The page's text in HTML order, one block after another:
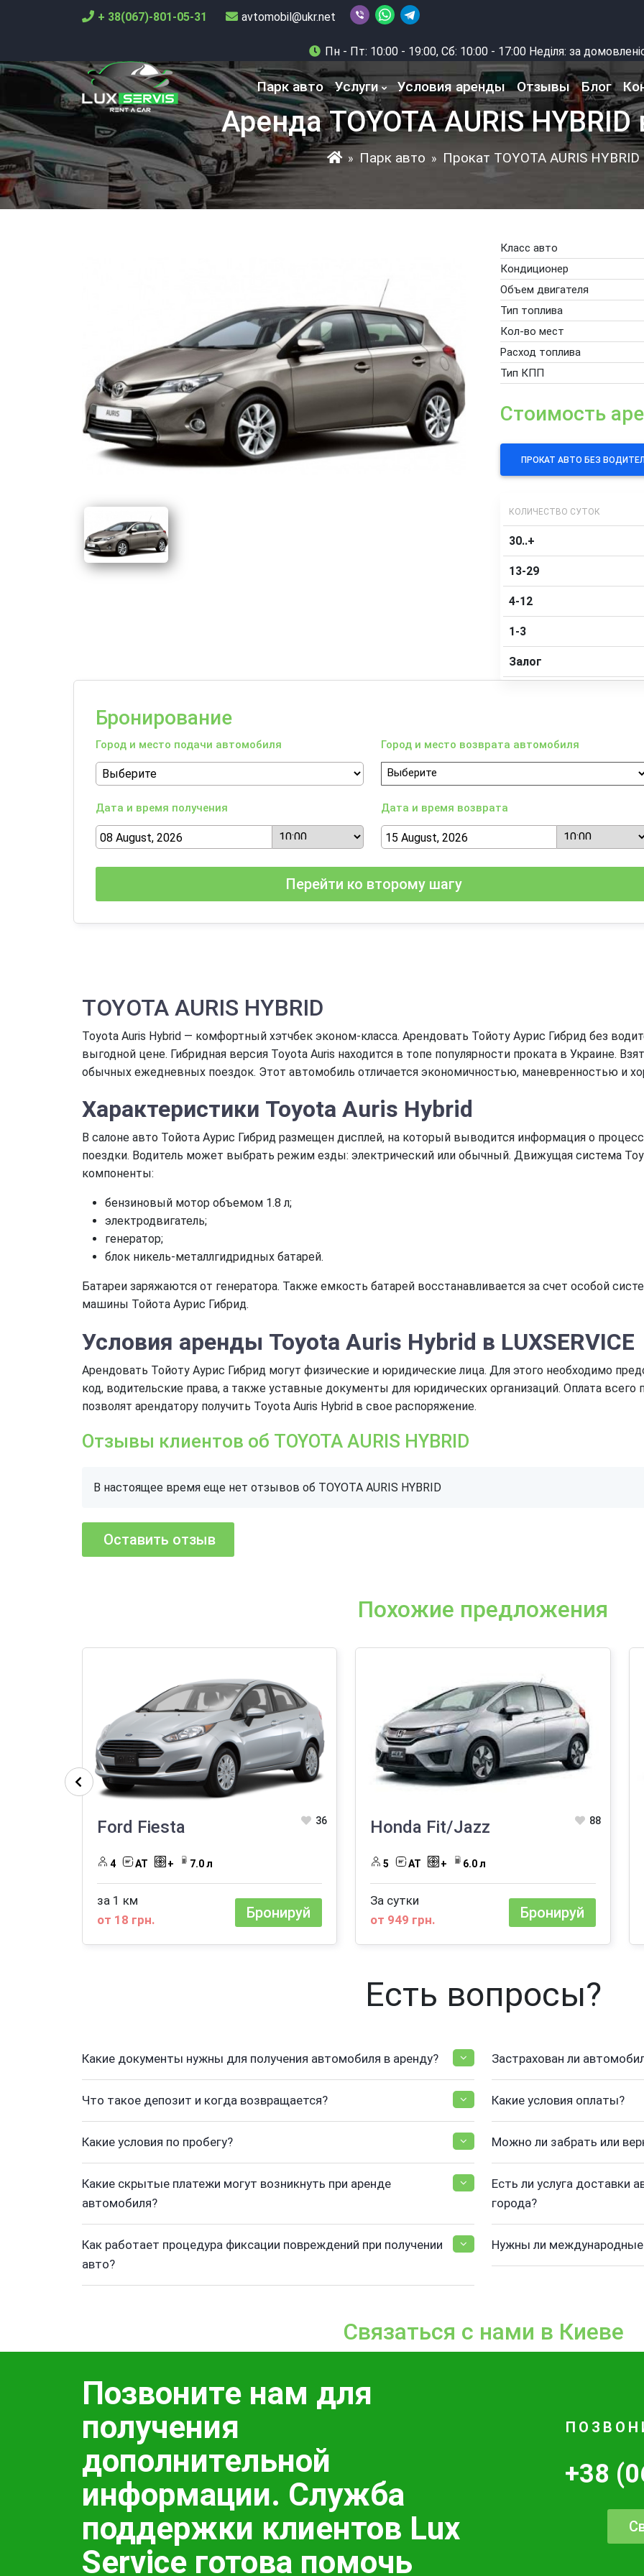
+ 38(067)-801-05-31 avtomobil@ukr.net
Пн - Пт: 10:00 - 19:00, Сб: 10:00 - 17:00 Неділя: за
Парк авто Услуги Условия аренды Отзывы Блог
Аренда TOYOTA AURIS
» Парк авто » Прокат TOYOTA AURIS HYBRID
Класс авто
Кондиционер
Объем двигателя
Тип топлива
Кол-во мест
Расход топлива
Тип КПП
Стоимость
ПРОКАТ АВТО БЕЗ
КОЛИЧЕСТВО СУТОК
30..+
13-29
4-12
1-3
Залог
Бронирование
Город и место подачи автомобиля Город и место возврата автомобиля
Дата и время получения Дата и время возврата
Перейти ко второму шагу
TOYOTA AURIS HYBRID
Toyota Auris Hybrid — комфортный хэтчбек эконом-класса. Арендовать Тойоту Аурис Гибрид без
выгодной цене. Гибридная версия Toyota Auris находится в топе популярности проката в Украине.
обычных ежедневных поездок. Этот автомобиль отличается экономичностью, маневренностью и
Характеристики Toyota Auris Hybrid
В салоне авто Тойота Аурис Гибрид размещен дисплей, на который выводится информация о
поездки. Водитель может выбрать режим езды: электрический или обычный. Движущая система
компоненты:
бензиновый мотор объемом 1.8 л;
электродвигатель;
генератор;
блок никель-металлгидридных батарей.
Батареи заряжаются от генератора. Также емкость батарей восстанавливается за счет особой
машины Тойота Аурис Гибрид.
Условия аренды Toyota Auris Hybrid в LUXSERVICE
Арендовать Тойоту Аурис Гибрид могут физические и юридические лица. Для этого необходимо
код, водительские права, а также уставные документы для юридических организаций. Оплата
позволят арендатору получить Toyota Auris Hybrid в свое распоряжение.
Отзывы клиентов об TOYOTA AURIS HYBRID
В настоящее время еще нет отзывов об TOYOTA AURIS HYBRID
Похожие предложения
Ford Fiesta 36
4 AT + 7.0 л
за 1 км
от 18 грн.
Бронируй
Honda Fit/Jazz 88
5 AT + 6.0 л
За сутки
от 949 грн.
Бронируй
Есть вопросы?
Какие документы нужны для получения автомобиля в аренду?
Что такое депозит и когда возвращается?
Какие условия по пробегу?
Какие скрытые платежи могут возникнуть при аренде
автомобиля?
Как работает процедура фиксации повреждений при получении
авто?
Застрахован ли
Какие условия оплаты?
Можно ли забрать или
Есть ли услуга доставки
города?
Нужны ли
Связаться с нами в Киеве
Позвоните нам для
получения
дополнительной
информации. Служба
поддержки клиентов Lux
Service готова помочь
+38